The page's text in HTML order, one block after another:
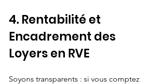
4. Rentabilité et
Encadrement des
Loyers en RVE
Soyons transparents : si vous comptez